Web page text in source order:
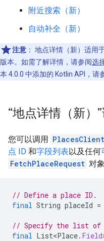
附近搜索（新）
自动补全（新）
注意 ： 地点详情（新）适用
版本。如需了解详情，请参阅选
本 4.0.0 中添加的 Kotlin API，请
“地点详情（新）
您可以调用
点 ID 和字段列表以及任何
FetchPlaceRequest 对
// Define a place ID.
final String placeId =
// Specify the list of
final List<Place. Field